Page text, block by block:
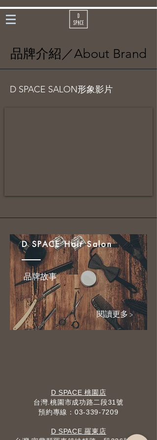
品牌介紹／About Brand
​D SPACE SALON形象影片
D SPACE Hair Salon
品牌故事
閱讀更多 >
D SPACE 桃園店
台灣.桃園市成功路二段31號
預約專線：​03-339-7209
D SPACE 羅東店